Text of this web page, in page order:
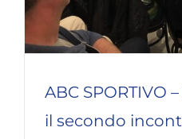
ABC SPORTIVO
il secondo